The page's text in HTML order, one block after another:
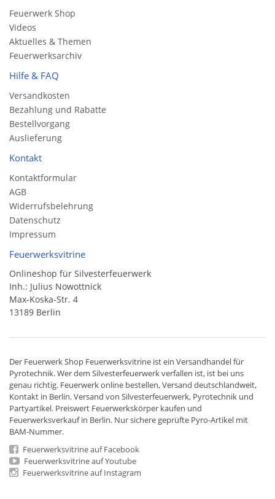
Feuerwerk Shop
Videos
Aktuelles & Themen
Feuerwerksarchiv
Hilfe & FAQ
Versandkosten
Bezahlung und Rabatte
Bestellvorgang
Auslieferung
Kontakt
Kontaktformular
AGB
Widerrufsbelehrung
Datenschutz
Impressum
Feuerwerksvitrine
Onlineshop für Silvesterfeuerwerk
Inh.: Julius Nowottnick
Max-Koska-Str. 4
13189 Berlin
Der Feuerwerk Shop Feuerwerksvitrine ist ein Versandhandelfür
Pyrotechnik. Wer dem Silvesterfeuerwerk verfallen ist, ist bei uns
genau richtig. Feuerwerk online bestellen,Versand deutschlandweit,
Kontakt in Berlin. Versand von Silvesterfeuerwerk, Pyrotechnik und
Partyartikel. Preiswert Feuerwerkskörper kaufen und
Feuerwerksverkauf in Berlin. Nur sichere geprüfte Pyro-Artikel mit
BAM-Nummer.
Feuerwerksvitrine auf Facebook
Feuerwerksvitrine auf Youtube
Feuerwerksvitrine auf Instagram